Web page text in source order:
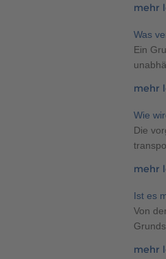
mehr
Was
Ein
mehr
Wie
Die
mehr
Ist es
Von
mehr